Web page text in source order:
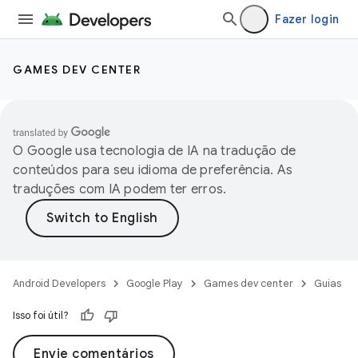
Fazer login
GAMES DEV CENTER
O Google usa tecnologia de IA na tradução de
conteúdos para seu idioma de preferência. As
traduções com IA podem ter erros.
Android Developers Google Play Games dev center Guias
Isso foi útil?
Envie comentários